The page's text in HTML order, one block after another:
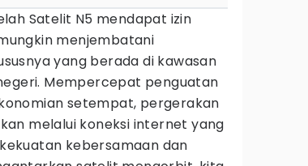
Satelit N5 mendapat izin
menjembatani
yang berada di kawasan
Mempercepat penguatan
setempat, pergerakan
melalui koneksi internet yang
kebersamaan dan